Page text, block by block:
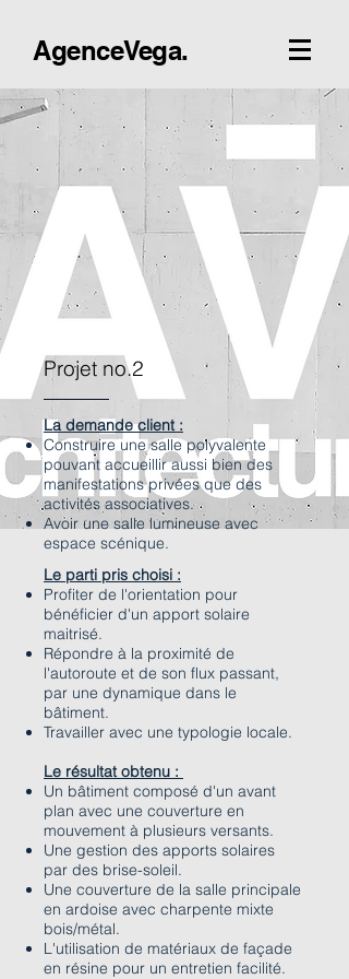
AgenceVega.
Projet no.2
La demande client :
Construire une salle polyvalente
pouvant accueillir aussi bien des
manifestations privées que des
activités associatives.
Avoir une salle lumineuse avec
espace scénique.
Le parti pris choisi :
Profiter de l'orientation pour
bénéficier d'un apport solaire
maitrisé.
Répondre à la proximité de
l'autoroute et de son flux passant,
par une dynamique dans le
bâtiment.
Travailler avec une typologie locale.
Le résultat obtenu :
Un bâtiment composé d'un avant
plan avec une couverture en
mouvement à plusieurs versants.
Une gestion des apports solaires
par des brise-soleil.
Une couverture de la salle principale
en ardoise avec charpente mixte
bois/métal.
L'utilisation de matériaux de façade
en résine pour un entretien facilité.